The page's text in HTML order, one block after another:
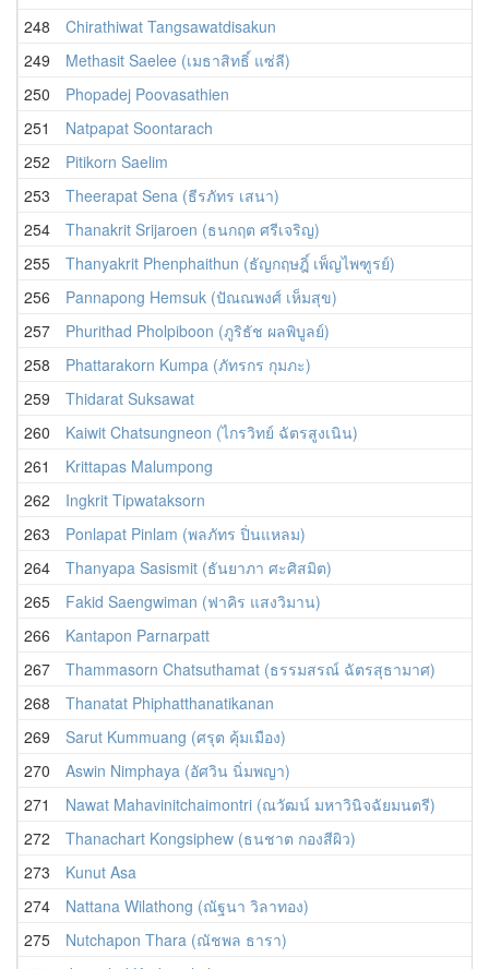
248
Chirathiwat Tangsawatdisakun
249
Methasit Saelee (เมธาสิทธิ์ แซ่ลี)
250
Phopadej Poovasathien
251
Natpapat Soontarach
252
Pitikorn Saelim
253
Theerapat Sena (ธีรภัทร เสนา)
254
Thanakrit Srijaroen (ธนกฤต ศรีเจริญ)
255
Thanyakrit Phenphaithun (ธัญกฤษฎิ์ เพ็ญไพฑูรย์)
256
Pannapong Hemsuk (ปัณณพงศ์ เห็มสุข)
257
Phurithad Pholpiboon (ภูริธัช ผลพิบูลย์)
258
Phattarakorn Kumpa (ภัทรกร กุมภะ)
259
Thidarat Suksawat
260
Kaiwit Chatsungneon (ไกรวิทย์ ฉัตรสูงเนิน)
261
Krittapas Malumpong
262
Ingkrit Tipwataksorn
263
Ponlapat Pinlam (พลภัทร ปิ่นแหลม)
264
Thanyapa Sasismit (ธันยาภา ศะศิสมิต)
265
Fakid Saengwiman (ฟาคิร แสงวิมาน)
266
Kantapon Parnarpatt
267
Thammasorn Chatsuthamat (ธรรมสรณ์ ฉัตรสุธามาศ)
268
Thanatat Phiphatthanatikanan
269
Sarut Kummuang (ศรุต คุ้มเมือง)
270
Aswin Nimphaya (อัศวิน นิ่มพญา)
271
Nawat Mahavinitchaimontri (ณวัฒน์ มหาวินิจฉัยมนตรี)
272
Thanachart Kongsiphew (ธนชาต กองสีผิว)
273
Kunut Asa
274
Nattana Wilathong (ณัฐนา วิลาทอง)
275
Nutchapon Thara (ณัชพล ธารา)